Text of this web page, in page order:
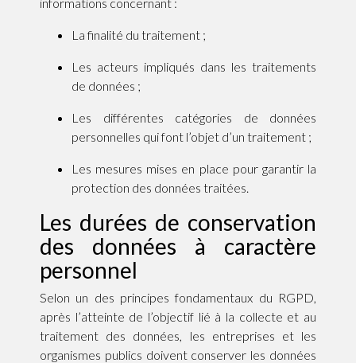
La finalité du traitement ;
Les acteurs impliqués dans les traitements
de données ;
Les différentes catégories de données
personnelles qui font l’objet d’un traitement ;
Les mesures mises en place pour garantir la
protection des données traitées.
Les durées de conservation
des données à caractère
personnel
Selon un des principes fondamentaux du RGPD,
après l’atteinte de l’objectif lié à la collecte et au
traitement des données, les entreprises et les
organismes publics doivent conserver les données